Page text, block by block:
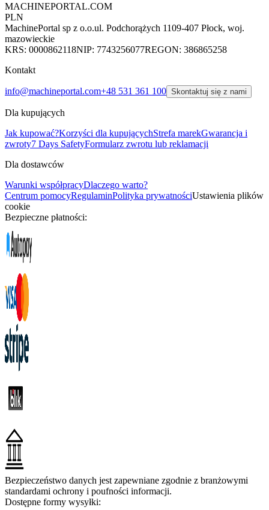
MACHINEPORTAL.COM
PLN
MachinePortal sp z o.o.ul. Podchorążych 1109-407 Płock, woj.
mazowieckie
KRS: 0000862118NIP: 7743256077REGON: 386865258
Kontakt
info@machineportal.com+48 531 361 100 Skontaktuj się z nami
Dla kupujących
Jak kupować?Korzyści dla kupującychStrefa marekGwarancja i
zwroty7 Days SafetyFormularz zwrotu lub reklamacji
Dla dostawców
Warunki współpracyDlaczego warto?
Centrum pomocyRegulaminPolityka prywatnościUstawienia plików
cookie
Bezpieczne płatności:
Bezpieczeństwo danych jest zapewniane zgodnie z branżowymi
standardami ochrony i poufności informacji.
Dostępne formy wysyłki: